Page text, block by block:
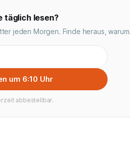
täglich lesen?
jeden Morgen. Finde heraus, warum.
um 6:10 Uhr
abbestellbar.